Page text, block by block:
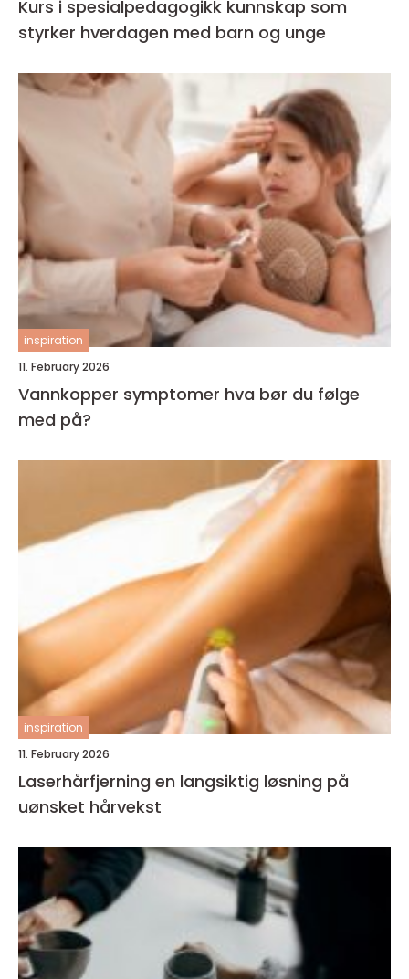
Kurs i spesialpedagogikk kunnskap som
styrker hverdagen med barn og unge
inspiration
11. February 2026
Vannkopper symptomer hva bør du følge
med på?
inspiration
11. February 2026
Laserhårfjerning en langsiktig løsning på
uønsket hårvekst